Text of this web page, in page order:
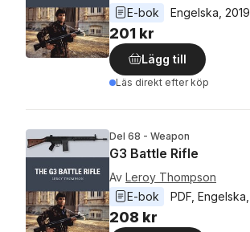
E-bok
Engelska 2019
201 kr
Lägg till
Läs direkt efter köp
Del 68 - Weapon
G3 Battle Rifle
Av Leroy Thompson
E-bok
PDF Engelska
208 kr